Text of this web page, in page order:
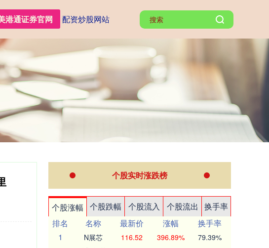
港通证券官网 配资炒股网站
个股实时涨跌榜
个股涨幅 个股跌幅 个股流入 个股流出
换手率
排名
名称 最新价 涨幅
换手率
1
N展芯 116.52 396.89% 79.39%